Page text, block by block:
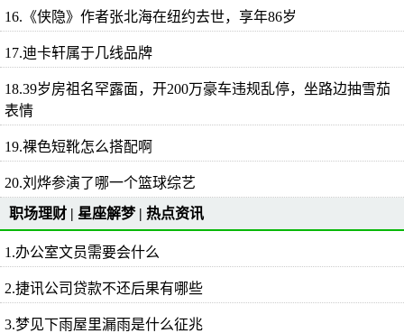
16.《侠隐》作者张北海在纽约去世，享年86岁
17.迪卡轩属于几线品牌
18.39岁房祖名罕露面，开200万豪车违规乱停，坐路边抽雪茄
表情
19.裸色短靴怎么搭配啊
20.刘烨参演了哪一个篮球综艺
职场理财 | 星座解梦| 热点资讯
1.办公室文员需要会什么
2.捷讯公司贷款不还后果有哪些
3.梦见下雨屋里漏雨是什么征兆